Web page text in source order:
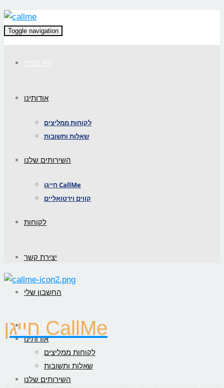
Toggle navigation
אודותינו
לקוחות ממליצים
שאלות ותשובות
השירותים שלנו
חייגן CallMe
קווים וירטואליים
לקוחות
יצירת קשר
החשבון שלי
דף הבית
אודותינו
לקוחות ממליצים
שאלות ותשובות
השירותים שלנו
חייגן CallMe